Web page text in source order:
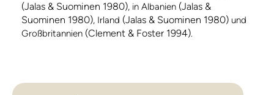
(Jalas & Suominen 1980), in Albanien (Jalas &
Suominen 1980), Irland (Jalas & Suominen 1980) und
Großbritannien (Clement & Foster 1994).